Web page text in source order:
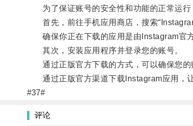
为了保证账号的安全性和功能的正常运行
首先，前往手机应用商店，搜索
确保你正在下载的应用是由Instagram官方
其次，安装应用程序并登录您的账号。
通过正版官方下载的方式，可以确保您的
通过正版官方渠道下载Instagram应用，让
#37#
评论